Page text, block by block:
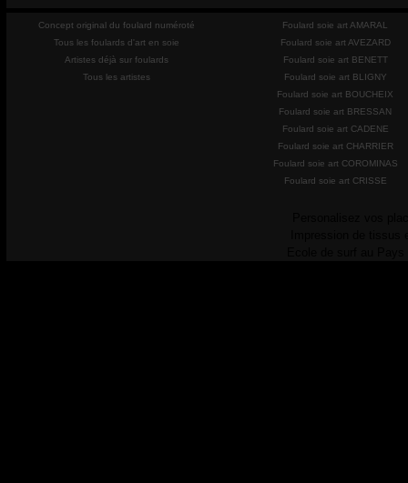
Concept original du foulard numéroté
Tous les foulards d'art en soie
Artistes déjà sur foulards
Tous les artistes
Foulard soie art AMARAL
Foulard soie art AVEZARD
Foulard soie art BENETT
Foulard soie art BLIGNY
Foulard soie art BOUCHEIX
Foulard soie art BRESSAN
Foulard soie art CADENE
Foulard soie art CHARRIER
Foulard soie art COROMINAS
Foulard soie art CRISSE